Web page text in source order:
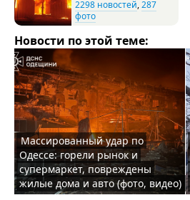
2298 новостей,287
фото
Новости по этой теме:
Массированный удар по
Одессе: горели рынок и
супермаркет, повреждены
жилые дома и авто (фото, видео)